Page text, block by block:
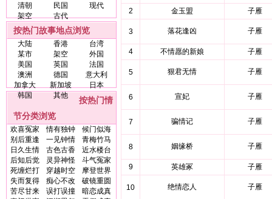
清朝
民国
现代
架空
古代
按热门故事地点浏览
大陆 香港
台湾
某市
架空
外国
美国
英国
法国
澳洲
德国
意大利
加拿大
新加坡
日本
韩国
其他
按热门情
节分类浏览
欢喜冤家 情有独钟
候门似海
别后重逢
一见钟情
青梅竹马
日久生情
古色古香
近水楼台
后知后觉
灵异神怪
斗气冤家
死缠烂打
穿越时空
摩登世界
失而复得
痴心不改
破镜重圆
苦尽甘来
误打误撞
暗恋成真
2
金玉盟 子雁
3 落花逢凶 子雁
4 不情愿的新娘 子雁
5 狠君无情 子雁
6 宣妃 子雁
7 骗情记 子雁
8 姻缘桥 子雁
9 英雄冢 子雁
10 绝情恋人 子雁